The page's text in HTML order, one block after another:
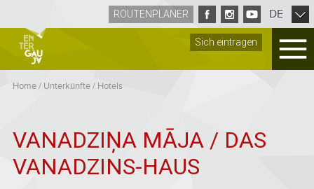
Sich eintragen
ROUTENPLANER DE
Home/ Unterkünfte/ Hotels
VANADZIŅA MĀJA / DAS
VANADZINS-HAUS